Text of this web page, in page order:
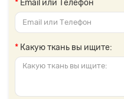
Email или Телефон
Какую ткань вы ищите: